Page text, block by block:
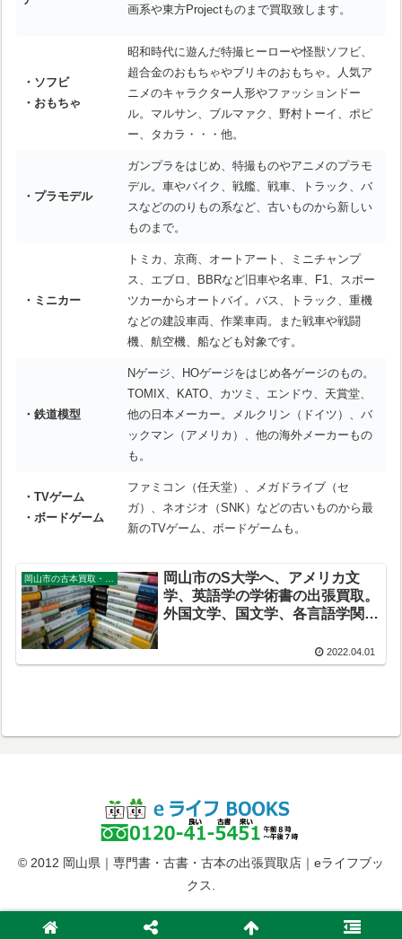
画系や東方Projectものまで買取致します。
・ソフビ
・おもちゃ
昭和時代に遊んだ特撮ヒーローや怪獣ソフビ、
超合金のおもちゃやブリキのおもちゃ。人気ア
ニメのキャラクター人形やファッションドー
ル。マルサン、ブルマァク、野村トーイ、ポピ
ー、タカラ・・・他。
・プラモデル
ガンプラをはじめ、特撮ものやアニメのプラモ
デル。車やバイク、戦艦、戦車、トラック、バ
スなどののりもの系など、古いものから新しい
ものまで。
・ミニカー
トミカ、京商、オートアート、ミニチャンプ
ス、エブロ、BBRなど旧車や名車、F1、スポー
ツカーからオートバイ。バス、トラック、重機
などの建設車両、作業車両。また戦車や戦闘
機、航空機、船なども対象です。
・鉄道模型
Nゲージ、HOゲージをはじめ各ゲージのもの。
TOMIX、KATO、カツミ、エンドウ、天賞堂、
他の日本メーカー。メルクリン（ドイツ）、バ
ックマン（アメリカ）、他の海外メーカーもの
も。
・TVゲーム
・ボードゲーム
ファミコン（任天堂）、メガドライブ（セ
ガ）、ネオジオ（SNK）などの古いものから最
新のTVゲーム、ボードゲームも。
岡山市の古本買取・出張買取
岡山市のS大学へ、アメリカ文
学、英語学の学術書の出張買取。
外国文学、国文学、各言語学関係
2022.04.01
© 2012 岡山県｜専門書・古書・古本の出張買取店｜eライフブッ
クス.